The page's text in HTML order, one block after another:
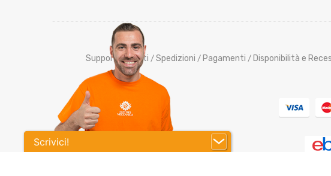
Supporto Clienti / Spedizioni / Pagamenti / Disponibilità e
Scrivici!